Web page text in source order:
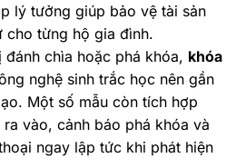
lý tưởng giúp bảo vệ tài sản
cho từng hộ gia đình.
chìa hoặc phá khóa, khóa
nghệ sinh trắc học nên gần
Một số mẫu còn tích hợp
vào, cảnh báo phá khóa và
ngay lập tức khi phát hiện